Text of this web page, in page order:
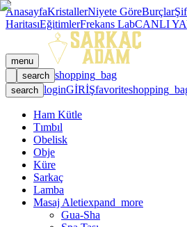
AnasayfaKristallerNiyete GöreBurçlar
HaritasıEğitimlerFrekans LabCANLI
menu
search shopping_bag
search loginGİRİŞfavorite
Ham Kütle
Tımbıl
Obelisk
Obje
Küre
Sarkaç
Lamba
Masaj Aletiexpand_more
Gua-Sha